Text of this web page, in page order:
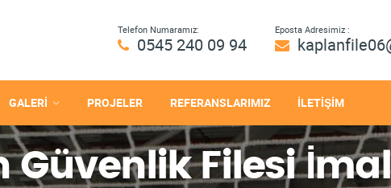
Telefon Numaramız:
0545 240 09 94
Eposta Adresimiz :
GALERİ PROJELER REFERANSLARIMIZ İLETİŞİM
Filesi